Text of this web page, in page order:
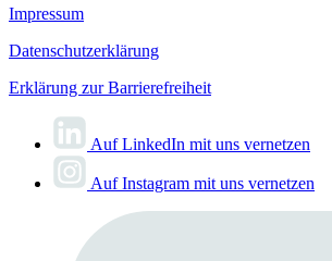
Impressum
Datenschutzerklärung
Erklärung zur Barrierefreiheit
Auf LinkedIn mit uns vernetzen
Auf Instagram mit uns vernetzen